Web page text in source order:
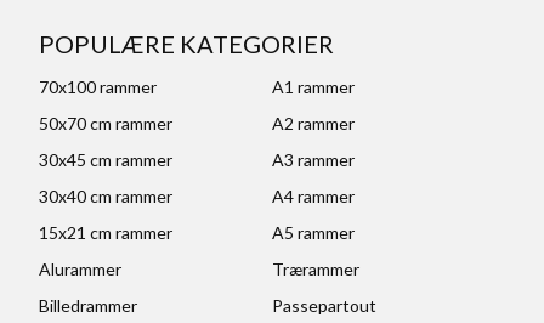
POPULÆRE KATEGORIER
70x100 rammer
A1 rammer
50x70 cm rammer
A2 rammer
30x45 cm rammer
A3 rammer
30x40 cm rammer
A4 rammer
15x21 cm rammer
A5 rammer
Alurammer
Trærammer
Billedrammer
Passepartout